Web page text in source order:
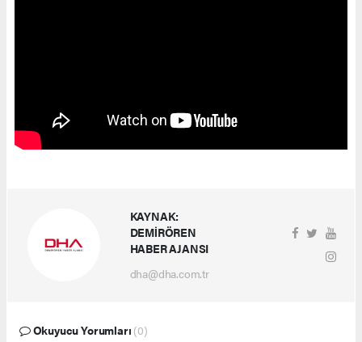
KAYNAK:
DEMİRÖREN
HABER AJANSI
dha@dha.com.tr
Okuyucu Yorumları (0)